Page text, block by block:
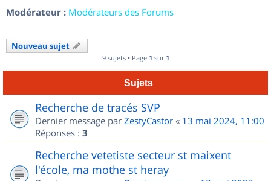
Modérateur : Modérateurs des Forums
Nouveau sujet
9 sujets • Page 1 sur 1
Sujets
Recherche de tracés SVP
Dernier message par ZestyCastor « 13 mai 2024, 11:00
Réponses : 3
Recherche vetetiste secteur st maixent
l'école, ma mothe st heray